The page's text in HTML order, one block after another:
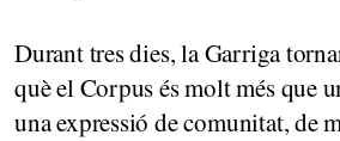
Durant tres dies, la Garriga
què el Corpus és molt més que
una expressió de comunitat, de